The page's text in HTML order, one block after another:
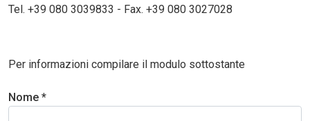
Tel. +39 080 3039833 - Fax. +39 080 3027028
Per informazioni compilare il modulo sottostante
Nome *